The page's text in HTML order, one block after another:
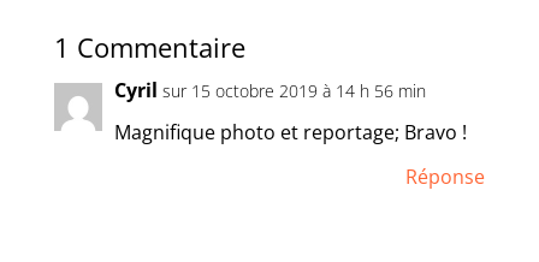
1 Commentaire
Cyril sur 15 octobre 2019 à 14 h 56 min
Magnifique photo et reportage; Bravo !
Réponse